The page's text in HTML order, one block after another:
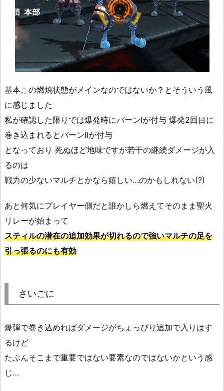
基本この燃焼状態がメインなのではないか？とそういう風
に感じました
私が確認した限りでは爆発時にバーンⅠが付与 爆発2回目に
巻き込まれるとバーンⅡが付与
となっており 死ぬほど地味ですが若干の継続ダメージが入
るのは
戦力の少ないマルチとかなら嬉しい…のかもしれない(?)
あと何気にプレイヤー側だと誰かしら燃えてそのまま聖火
リレーが始まって
スティルの潜在の追加効果が切れるので強いマルチの足を
引っ張るのにも有効
さいごに
爆弾で巻き込めればダメージがちょっぴり追加で入りはす
るけど
たぶんそこまで重要ではない要素なのではないかという感
じ…